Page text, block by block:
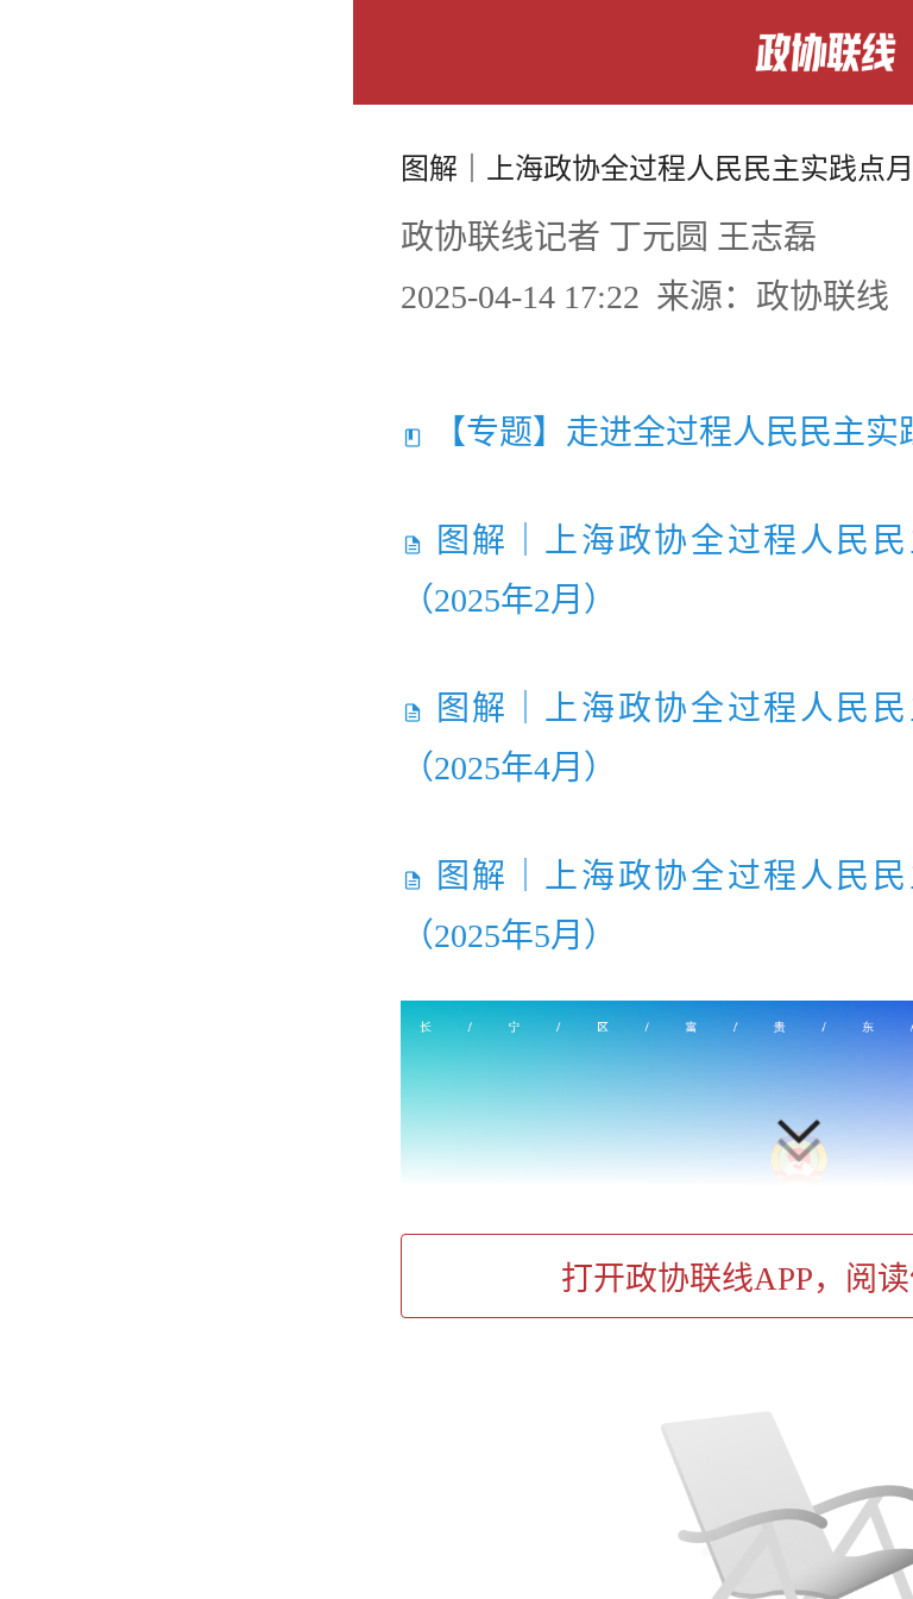
图解｜上海政协全过程人民民主实践点月
政协联线记者 丁元圆 王志磊
2025-04-14 17:22 来源：政协联线
【专题】走进全过程人民民主实
图解｜上海政协全过程人民
（2025年2月）
图解｜上海政协全过程人民
（2025年4月）
图解｜上海政协全过程人民
（2025年5月）
打开政协联线APP，阅